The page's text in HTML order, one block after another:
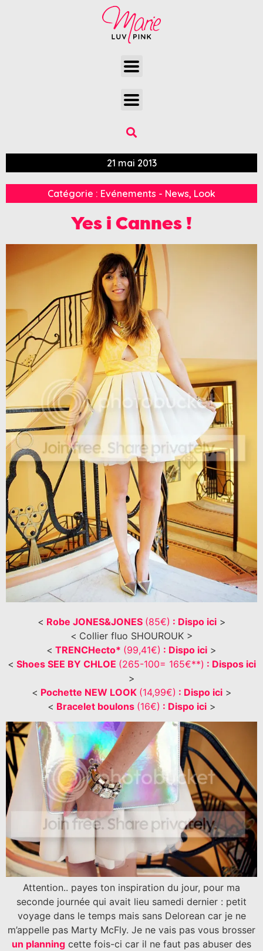
21 mai 2013
Catégorie : Evénements - News, Look
Yes i Cannes !
< Robe JONES&JONES (85€) : Dispo ici>
< Collier fluo SHOUROUK >
< TRENCHecto* (99,41€) : Dispo ici >
< Shoes SEE BY CHLOE (265-100= 165€**) : Dispos ici
>
< Pochette NEW LOOK (14,99€) : Dispo ici>
< Bracelet boulons (16€) : Dispo ici>
Attention.. payes ton inspiration du jour, pour ma
seconde journée qui avait lieu samedi dernier : petit
voyage dans le temps mais sans Delorean car je ne
m’appelle pas Marty McFly. Je ne vais pas vous brosser
un planning cette fois-ci car il ne faut pas abuser des